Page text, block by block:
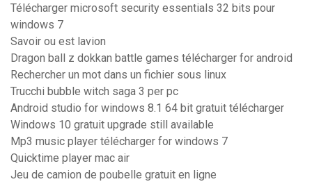
Télécharger microsoft security essentials 32 bits pour
windows 7
Savoir ou est lavion
Dragon ball z dokkan battle games télécharger for android
Rechercher un mot dans un fichier sous linux
Trucchi bubble witch saga 3 per pc
Android studio for windows 8.1 64 bit gratuit télécharger
Windows 10 gratuit upgrade still available
Mp3 music player télécharger for windows 7
Quicktime player mac air
Jeu de camion de poubelle gratuit en ligne